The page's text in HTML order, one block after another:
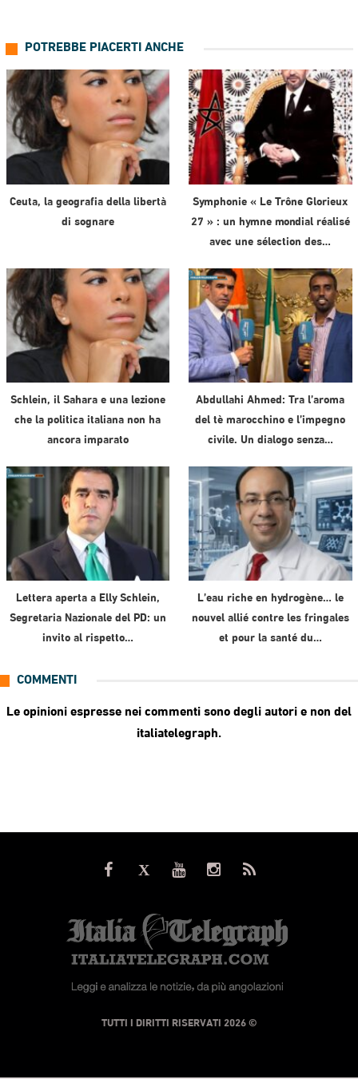
POTREBBE PIACERTI ANCHE
Ceuta, la geografia della libertà
di sognare
Symphonie « Le Trône Glorieux
27 » : un hymne mondial réalisé
avec une sélection des…
Schlein, il Sahara e una lezione
che la politica italiana non ha
ancora imparato
Abdullahi Ahmed: Tra l’aroma
del tè marocchino e l’impegno
civile. Un dialogo senza…
Lettera aperta a Elly Schlein,
Segretaria Nazionale del PD: un
invito al rispetto…
L’eau riche en hydrogène… le
nouvel allié contre les fringales
et pour la santé du…
COMMENTI
Le opinioni espresse nei commenti sono degli autori e non del
italiatelegraph.
© TUTTI I DIRITTI RISERVATI 2026